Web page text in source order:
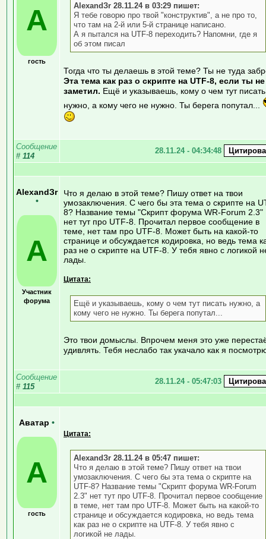
А
гость
AlexandЗr 28.11.24 в 03:29 пишет:
Я тебе говорю про твой "конструктив", а не про то,
что там на 2-й или 5-й странице написано.
А я пытался на UTF-8 переходить? Напомни, где я
об этом писал
Тогда что ты делаешь в этой теме? Ты не туда
Эта тема как раз о скрипте на UTF-8, если ты не
заметил. Ещё и указываешь, кому о чем тут писать
нужно, а кому чего не нужно. Ты берега попутал...
Сообщение
# 114
28.11.24 - 04:34:48
AlexandЗr
•
A
Участник
форума
Что я делаю в этой теме? Пишу ответ на твои
умозаключения. С чего бы эта тема о скрипте на
8? Название темы "Скрипт форума WR-Forum 2.3"
нет тут про UTF-8. Прочитал первое сообщение в
теме, нет там про UTF-8. Может быть на какой-то
странице и обсуждается кодировка, но ведь тема
раз не о скрипте на UTF-8. У тебя явно с логикой
лады.
Цитата:
Ещё и указываешь, кому о чем тут писать нужно, а
кому чего не нужно. Ты берега попутал...
Это твои домыслы. Впрочем меня это уже
удивлять. Тебя неслабо так укачало как я
Сообщение
# 115
28.11.24 - 05:47:03
Аватар •
А
гость
Цитата:
AlexandЗr 28.11.24 в 05:47 пишет:
Что я делаю в этой теме? Пишу ответ на твои
умозаключения. С чего бы эта тема о скрипте на
UTF-8? Название темы "Скрипт форума WR-Forum
2.3" нет тут про UTF-8. Прочитал первое сообщение
в теме, нет там про UTF-8. Может быть на какой-то
странице и обсуждается кодировка, но ведь тема
как раз не о скрипте на UTF-8. У тебя явно с
логикой не лады.